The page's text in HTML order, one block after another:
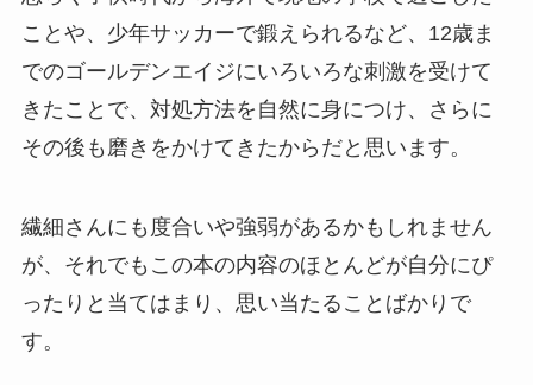
ことや、少年サッカーで鍛えられるなど、12歳ま
でのゴールデンエイジにいろいろな刺激を受けて
きたことで、対処方法を自然に身につけ、さらに
その後も磨きをかけてきたからだと思います。
繊細さんにも度合いや強弱があるかもしれません
が、それでもこの本の内容のほとんどが自分にぴ
ったりと当てはまり、思い当たることばかりで
す。